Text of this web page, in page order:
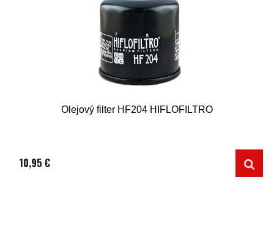
Olejový filter HF204 HIFLOFILTRO
10,95 €